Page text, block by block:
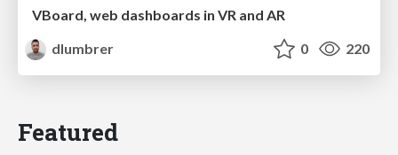
VBoard, web dashboards in VR and AR
dlumbrer
0 220
Featured